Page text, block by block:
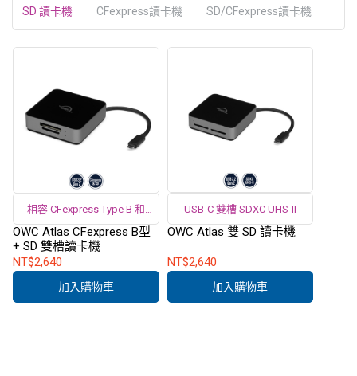
SD 讀卡機 CFexpress讀卡機 SD/CFexpress讀卡機
相容 CFexpress Type B 和
SDXC UHS-II
OWC Atlas CFexpress B型
+ SD 雙槽讀卡機
NT$2,640
加入購物車
USB-C 雙槽 SDXC UHS-II
OWC Atlas 雙 SD 讀卡機
NT$2,640
加入購物車